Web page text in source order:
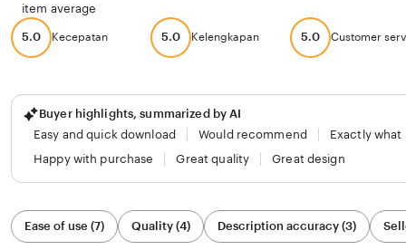
item average
5.0 Kecepatan 5.0 Kelengkapan 5.0 Customer
Buyer highlights, summarized by AI
Easy and quick download
Would recommend
Exactly what
Happy with purchase
Great quality Great design
Filter
byEase of use (7) Quality (4) Description accuracy (3)